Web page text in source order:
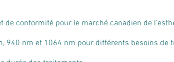
conformité pour le marché canadien de
940 nm et 1064 nm pour différents besoins de